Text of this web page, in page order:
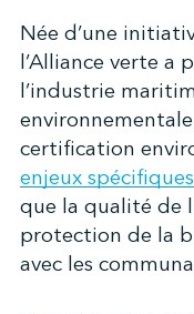
NOUS
Née d’une
l’Alliance verte a
l’industrie
certification
enjeux spécifiques
que la qualité de
protection de la
avec les